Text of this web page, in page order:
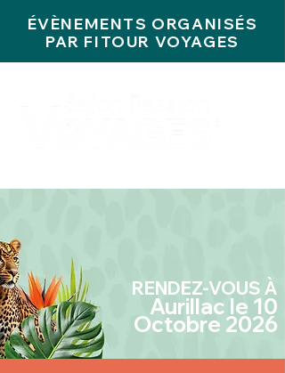
ÉVÈNEMENTS ORGANISÉS
PAR FITOUR VOYAGES
RENDEZ-VOUS À
Aurillac le 10
Octobre 2026